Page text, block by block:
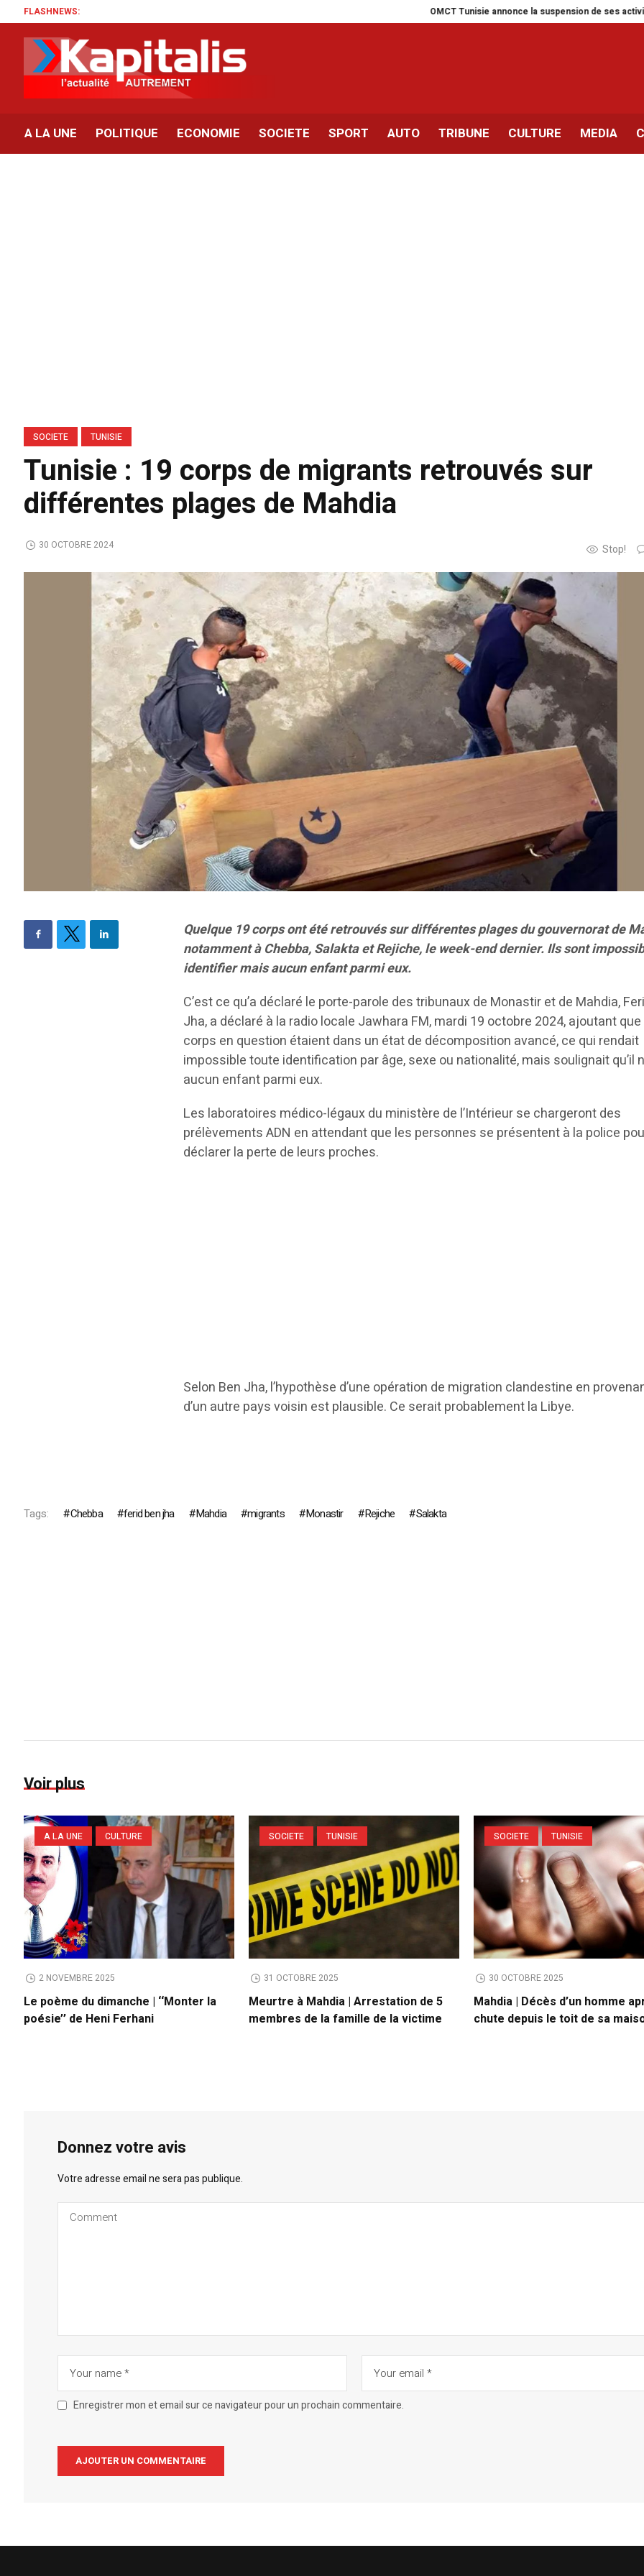
FLASHNEWS: OMCT Tunisie annonce la suspension de ses activités pour un
A LA UNE POLITIQUE ECONOMIE SOCIETE SPORT AUTO TRIBUNE CULTURE MEDIA
SOCIETE TUNISIE
Tunisie : 19 corps de migrants retrouvés sur
différentes plages de Mahdia
Stop!
30 OCTOBRE 2024
Quelque 19 corps ont été retrouvés sur différentes plages du gouvernorat de
notamment à Chebba, Salakta et Rejiche, le week-end dernier. Ils sont
identifier mais aucun enfant parmi eux.
C’est ce qu’a déclaré le porte-parole des tribunaux de Monastir et de Mahdia,
Jha, a déclaré à la radio locale Jawhara FM, mardi 19 octobre 2024, ajoutant
corps en question étaient dans un état de décomposition avancé, ce qui rendait
impossible toute identification par âge, sexe ou nationalité, mais soulignait qu’il
aucun enfant parmi eux.
Les laboratoires médico-légaux du ministère de l’Intérieur se chargeront des
prélèvements ADN en attendant que les personnes se présentent à la police
déclarer la perte de leurs proches.
Selon Ben Jha, l’hypothèse d’une opération de migration clandestine en
d’un autre pays voisin est plausible. Ce serait probablement la Libye.
Tags: Chebba ferid ben jha Mahdia migrants Monastir Rejiche Salakta
Voir plus
A LA UNE CULTURE
2 NOVEMBRE 2025
Le poème du dimanche | ‘‘Monter la
poésie’’ de Heni Ferhani
SOCIETE TUNISIE
31 OCTOBRE 2025
Meurtre à Mahdia | Arrestation de 5
membres de la famille de la victime
SOCIETE TUNISIE
30 OCTOBRE 2025
Mahdia | Décès d’un homme
chute depuis le toit de sa
Donnez votre avis
Votre adresse email ne sera pas publique.
Enregistrer mon et email sur ce navigateur pour un prochain commentaire.